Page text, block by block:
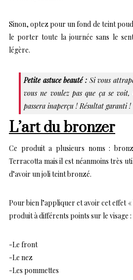
Sinon, optez pour un fond de teint
le porter toute la journée sans le
légère.
Petite astuce beauté : Si vous
vous ne voulez pas que ça se
passera inaperçu ! Résultat garanti !
L’art du bronzer
Ce produit a plusieurs noms :
Terracotta mais il est néanmoins très
d’avoir un joli teint bronzé.
Pour bien l’appliquer et avoir cet effet
produit à différents points sur le visage :
-Le front
-Le nez
-Les pommettes